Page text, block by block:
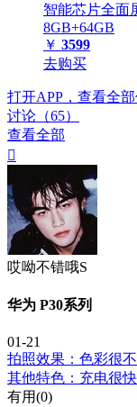
智能芯片全面
8GB+64GB
￥ 3599
去购买
打开APP，查看全
讨论（65）
查看全部

哎呦不错哦S
华为 P30系列
01-21
拍照效果：色彩很
其他特色：充电很
有用(0)